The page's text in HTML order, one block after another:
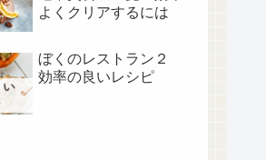
よくクリアするには
ぼくのレストラン２
効率の良いレシピ